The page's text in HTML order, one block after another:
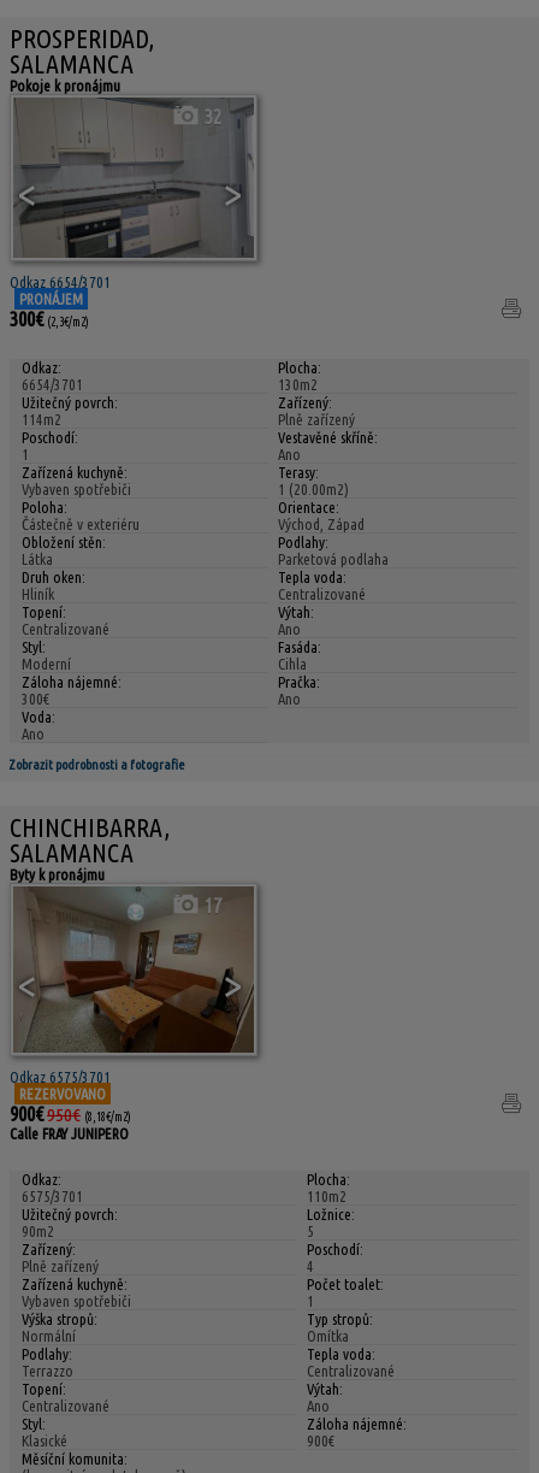
PROSPERIDAD,
SALAMANCA
Pokoje k pronájmu
< >
32
Odkaz 6654/3701
PRONÁJEM
300€ (2,3€/m2)
Odkaz:
6654/3701
Plocha:
130m2
Užitečný povrch:
114m2
Zařízený:
Plně zařízený
Poschodí:
1
Vestavěné skříně:
Ano
Zařízená kuchyně:
Vybaven spotřebiči
Terasy:
1 (20.00m2)
Poloha:
Částečně v exteriéru
Orientace:
Východ, Západ
Obložení stěn:
Látka
Podlahy:
Parketová podlaha
Druh oken:
Hliník
Tepla voda:
Centralizované
Topení:
Centralizované
Výtah:
Ano
Styl:
Moderní
Fasáda:
Cihla
Záloha nájemné:
300€
Pračka:
Ano
Voda:
Ano
Zobrazit podrobnosti a fotografie
CHINCHIBARRA,
SALAMANCA
Byty k pronájmu
< >
17
Odkaz 6575/3701
REZERVOVANO
900€950€ (8,18€/m2)
Calle FRAY JUNIPERO
Odkaz:
6575/3701
Plocha:
110m2
Užitečný povrch:
90m2
Ložnice:
5
Zařízený:
Plně zařízený
Poschodí:
4
Zařízená kuchyně:
Vybaven spotřebiči
Počet toalet:
1
Výška stropů:
Normální
Typ stropů:
Omítka
Podlahy:
Terrazzo
Tepla voda:
Centralizované
Topení:
Centralizované
Výtah:
Ano
Styl:
Klasické
Záloha nájemné:
900€
Měsíční komunita: